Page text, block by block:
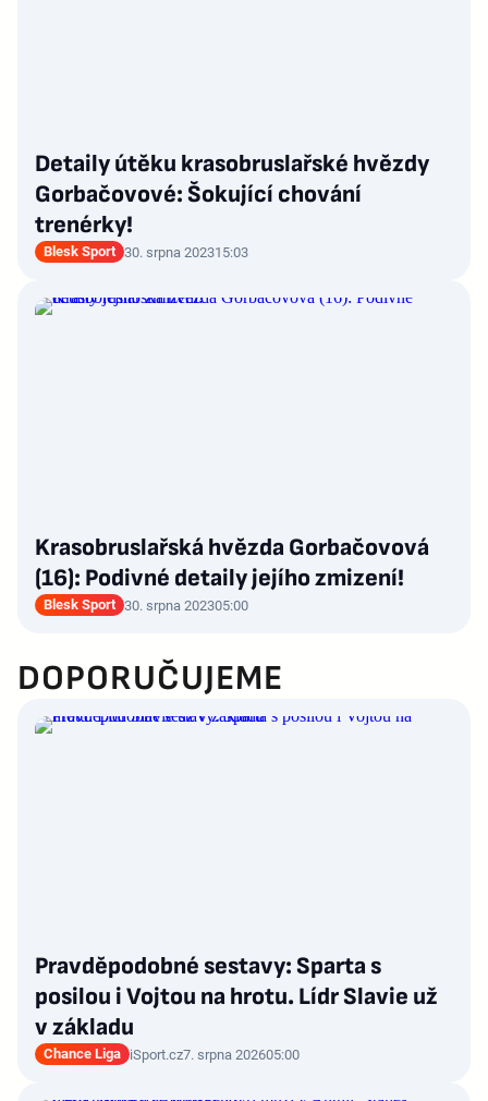
Detaily útěku krasobruslařské hvězdy
Gorbačovové: Šokující chování
trenérky!
Blesk Sport 30. srpna 202315:03
Krasobruslařská hvězda Gorbačovová
(16): Podivné detaily jejího zmizení!
Blesk Sport 30. srpna 202305:00
DOPORUČUJEME
Pravděpodobné sestavy: Sparta s
posilou i Vojtou na hrotu. Lídr Slavie už
v základu
Chance Liga iSport.cz7. srpna 202605:00